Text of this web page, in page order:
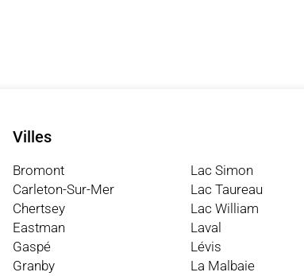
Villes
Bromont
Carleton-Sur-Mer
Chertsey
Eastman
Gaspé
Granby
Lac Simon
Lac Taureau
Lac William
Laval
Lévis
La Malbaie